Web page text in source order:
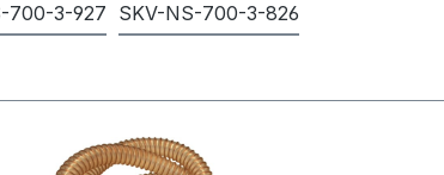
700-3-927 SKV-NS-700-3-826